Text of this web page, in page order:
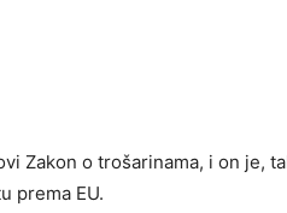
Zakon o trošarinama, i on je,
prema EU.